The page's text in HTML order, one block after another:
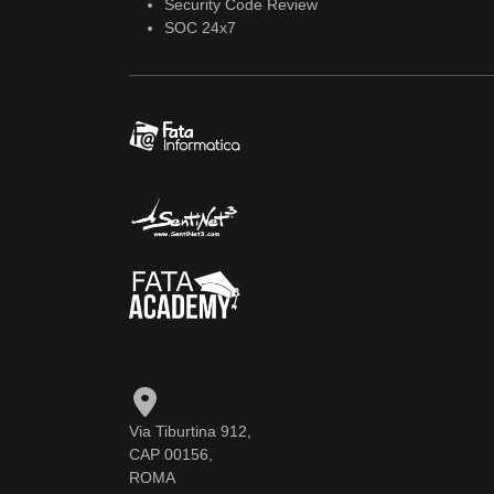
Security Code Review
SOC 24x7
Via Tiburtina 912,
CAP 00156,
ROMA